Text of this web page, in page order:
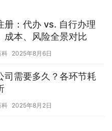
册：代办 vs. 自行办理
本、风险全景对比
科 2025年8月6日
司需要多久？各环节耗
科 2025年8月2日